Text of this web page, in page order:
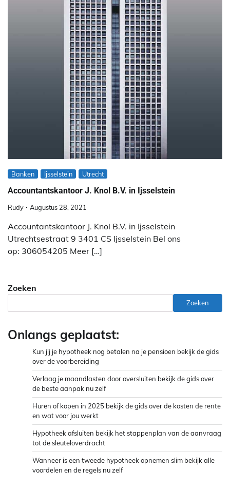
Banken Ijsselstein Utrecht
Accountantskantoor J. Knol B.V. in Ijsselstein
Rudy Augustus 28, 2021
Accountantskantoor J. Knol B.V. in Ijsselstein
Utrechtsestraat 9 3401 CS Ijsselstein Bel ons
op: 306054205 Meer […]
Zoeken
Zoeken
Onlangs geplaatst:
Kun jij je hypotheek nog betalen na je pensioen bekijk de gids
over de voorbereiding
Verlaag je maandlasten door oversluiten bekijk de gids over
de beste aanpak nu zelf
Huren of kopen in 2025 bekijk de gids over de kosten de rente
en wat voor jou werkt
Hypotheek afsluiten bekijk het stappenplan van de aanvraag
tot de sleuteloverdracht
Wanneer is een tweede hypotheek opnemen slim bekijk alle
voordelen en de regels nu zelf